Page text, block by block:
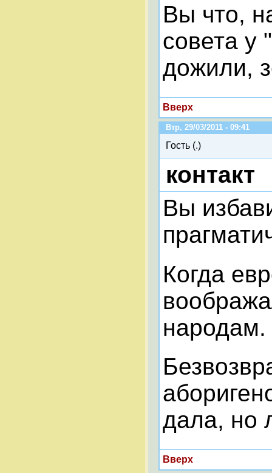
Вы что,
совета у
дожили,
Вверх
Втр, 29/03/2011 - 09:41
Гость (.)
контакт
Вы
Когда
народам.
дала, но
Вверх